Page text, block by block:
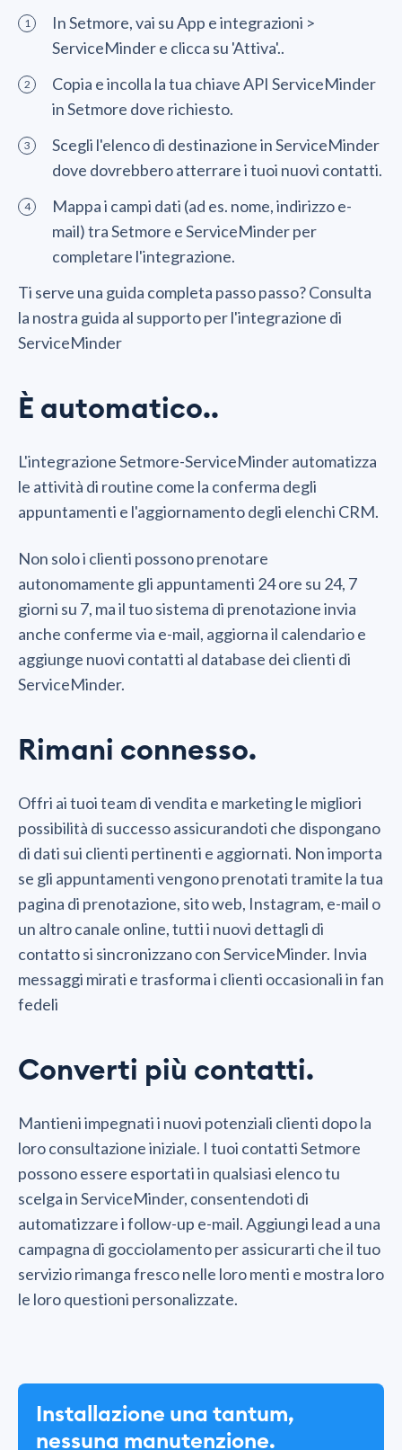
In Setmore, vai su App e integrazioni >
ServiceMinder e clicca su 'Attiva'..
Copia e incolla la tua chiave API ServiceMinder
in Setmore dove richiesto.
Scegli l'elenco di destinazione in ServiceMinder
dove dovrebbero atterrare i tuoi nuovi contatti.
Mappa i campi dati (ad es. nome, indirizzo e-
mail) tra Setmore e ServiceMinder per
completare l'integrazione.
Ti serve una guida completa passo passo? Consulta
la nostra guida al supporto per l'integrazione di
ServiceMinder
È automatico..
L'integrazione Setmore-ServiceMinder automatizza
le attività di routine come la conferma degli
appuntamenti e l'aggiornamento degli elenchi CRM.
Non solo i clienti possono prenotare
autonomamente gli appuntamenti 24 ore su 24, 7
giorni su 7, ma il tuo sistema di prenotazione invia
anche conferme via e-mail, aggiorna il calendario e
aggiunge nuovi contatti al database dei clienti di
ServiceMinder.
Rimani connesso.
Offri ai tuoi team di vendita e marketing le migliori
possibilità di successo assicurandoti che dispongano
di dati sui clienti pertinenti e aggiornati. Non importa
se gli appuntamenti vengono prenotati tramite la tua
pagina di prenotazione, sito web, Instagram, e-mail o
un altro canale online, tutti i nuovi dettagli di
contatto si sincronizzano con ServiceMinder. Invia
messaggi mirati e trasforma i clienti occasionali in fan
fedeli
Converti più contatti.
Mantieni impegnati i nuovi potenziali clienti dopo la
loro consultazione iniziale. I tuoi contatti Setmore
possono essere esportati in qualsiasi elenco tu
scelga in ServiceMinder, consentendoti di
automatizzare i follow-up e-mail. Aggiungi lead a una
campagna di gocciolamento per assicurarti che il tuo
servizio rimanga fresco nelle loro menti e mostra loro
le loro questioni personalizzate.
Installazione una tantum,
nessuna manutenzione.